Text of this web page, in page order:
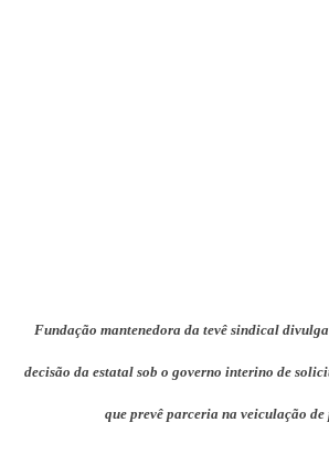
Fundação mantenedora da tevê sindical
decisão da estatal sob o governo interino de
que prevê parceria na veiculação de